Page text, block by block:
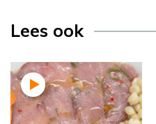
Lees ook